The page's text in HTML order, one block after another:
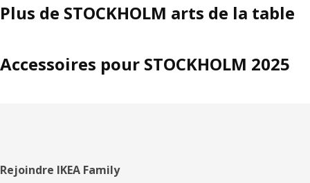
Plus de STOCKHOLM arts de la table
Accessoires pour STOCKHOLM 2025
Pied
Rejoindre IKEA Family